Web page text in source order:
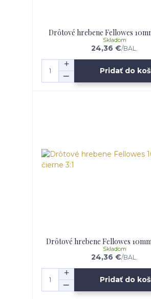
Drôtové hrebene Fellowes
24,36 €/BAL.
Skladom
Pridať do
Drôtové hrebene Fellowes
24,36 €/BAL.
Skladom
Pridať do